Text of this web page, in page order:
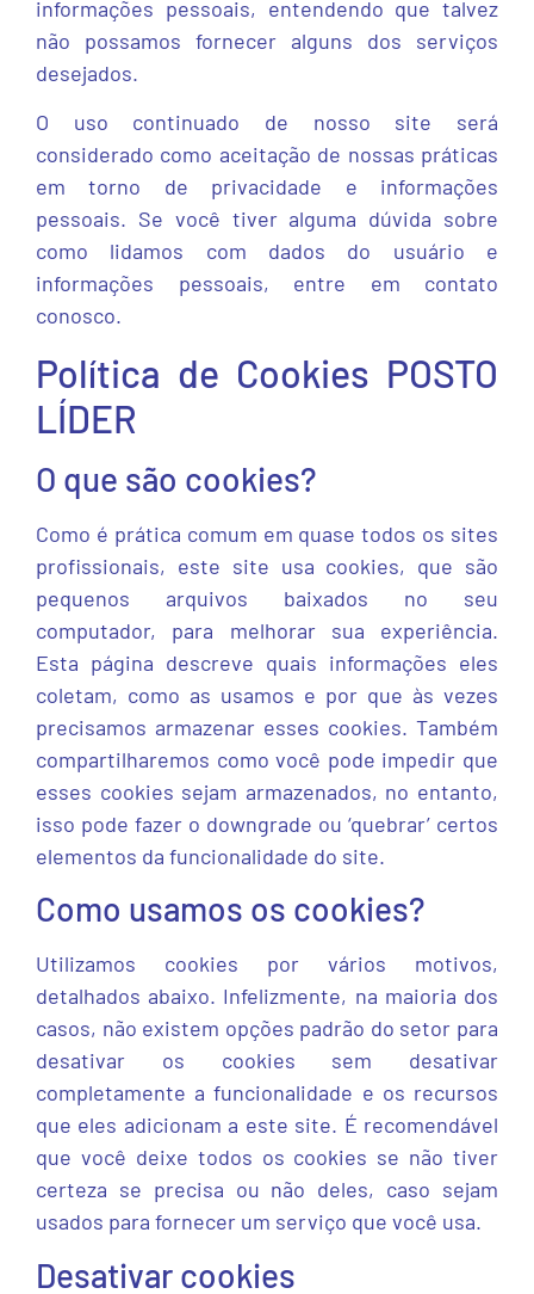
informações pessoais, entendendo que talvez
não possamos fornecer alguns dos serviços
desejados.
O uso continuado de nosso site será
considerado como aceitação de nossas práticas
em torno de privacidade e informações
pessoais. Se você tiver alguma dúvida sobre
como lidamos com dados do usuário e
informações pessoais, entre em contato
conosco.
Política de Cookies POSTO
LÍDER
O que são cookies?
Como é prática comum em quase todos os sites
profissionais, este site usa cookies, que são
pequenos arquivos baixados no seu
computador, para melhorar sua experiência.
Esta página descreve quais informações eles
coletam, como as usamos e por que às vezes
precisamos armazenar esses cookies. Também
compartilharemos como você pode impedir que
esses cookies sejam armazenados, no entanto,
isso pode fazer o downgrade ou ‘quebrar’ certos
elementos da funcionalidade do site.
Como usamos os cookies?
Utilizamos cookies por vários motivos,
detalhados abaixo. Infelizmente, na maioria dos
casos, não existem opções padrão do setor para
desativar os cookies sem desativar
completamente a funcionalidade e os recursos
que eles adicionam a este site. É recomendável
que você deixe todos os cookies se não tiver
certeza se precisa ou não deles, caso sejam
usados ​​para fornecer um serviço que você usa.
Desativar cookies